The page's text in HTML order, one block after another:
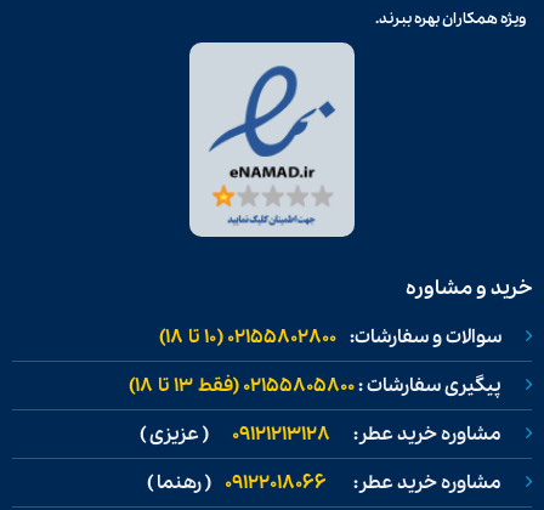
ویژه همکاران بهره ببرند.
خرید و مشاوره
سوالات و سفارشات: 02155802800 (۱۰ تا ۱۸)
پیگیری سفارشات :02155805800 (فقط ۱۳ تا ۱۸)
مشاوره خرید عطر: 09121213128 ( عزیزی )
مشاوره خرید عطر: 09122018066 ( رهنما )